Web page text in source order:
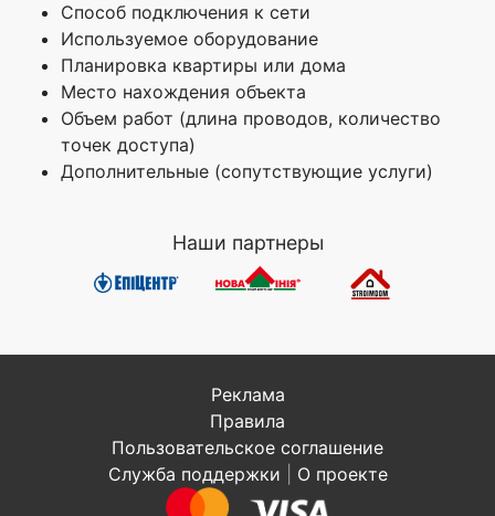
Способ подключения к сети
Используемое оборудование
Планировка квартиры или дома
Место нахождения объекта
Объем работ (длина проводов, количество
точек доступа)
Дополнительные (сопутствующие услуги)
Наши партнеры
Реклама
Правила
Пользовательское соглашение
Служба поддержки
О проекте